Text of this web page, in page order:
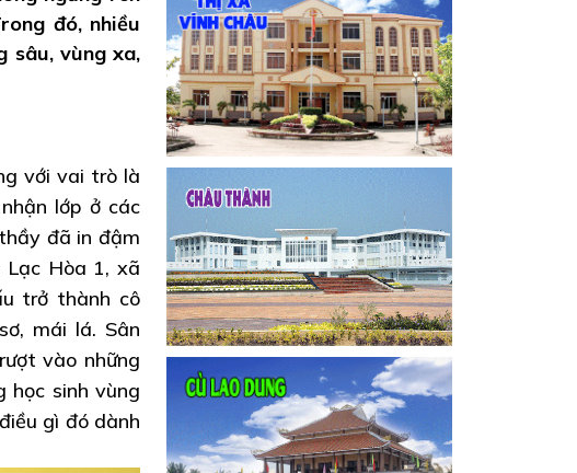
đó, nhiều
sâu, vùng xa,
với vai trò là
lớp ở các
đã in đậm
Hòa 1, xã
trở thành cô
mái lá. Sân
vào những
học sinh vùng
gì đó dành